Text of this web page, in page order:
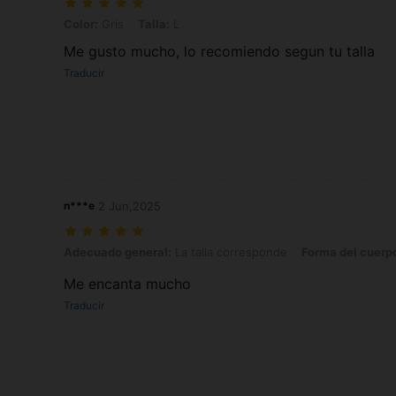
Me gusto mucho, lo recomiendo segun tu talla
Traducir
n***e
Adecuado general: La talla corresponde, Forma del cuerpo:
Me encanta mucho
Traducir